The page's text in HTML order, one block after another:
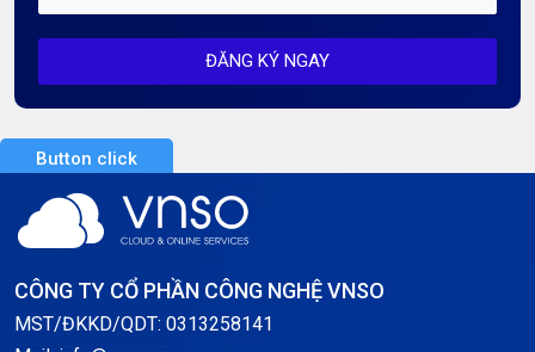
Mỗi tuần 01 Server
Server Dedicated (Máy chủ riêng)
Server GPU
Server Windows
Thông báo
ĐĂNG KÝ NGAY
Button click
CÔNG TY CỔ PHẦN CÔNG NGHỆ VNSO
MST/ĐKKD/QDT: 0313258141